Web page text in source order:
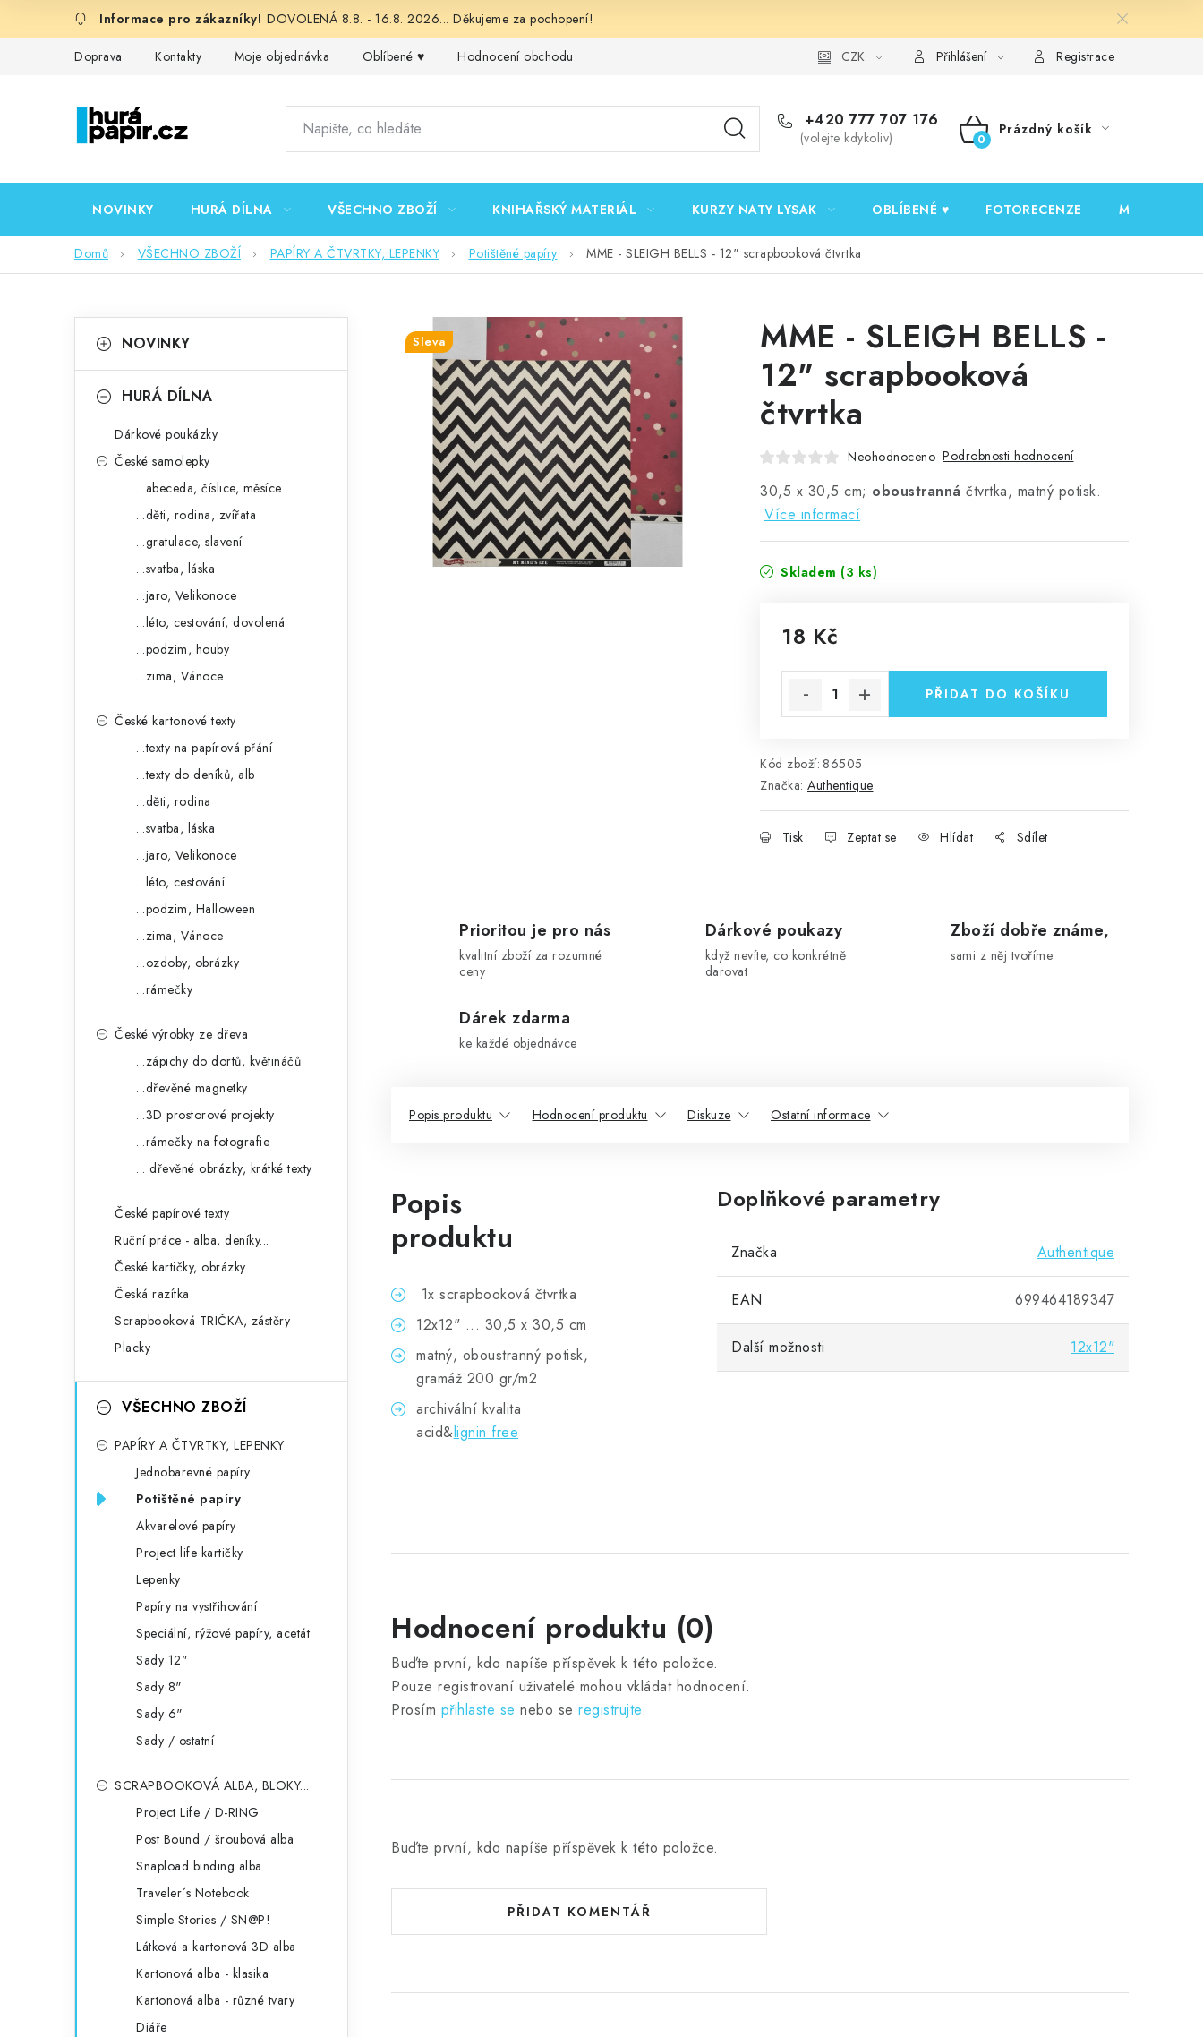
DOVOLENÁ 8.8. - 16.8. 2026... Děkujeme za pochopení!
Doprava Kontakty Moje objednávka Oblíbené ♥️ Hodnocení obchodu Podmínky ochrany osobních údajů Ověřování recenzí
CZK Přihlášení Registrace
+420 777 707 176
(volejte kdykoliv)
NÁKUPNÍ
Prázdný košík
NOVINKY HURÁ DÍLNA VŠECHNO ZBOŽÍ KNIHAŘSKÝ MATERIÁL KURZY NATY LYSAK OBLÍBENÉ ♥️ FOTORECENZE MOJE
Domů VŠECHNO ZBOŽÍ PAPÍRY A ČTVRTKY, LEPENKY Potištěné papíry MME - SLEIGH BELLS - 12" scrapbooková čtvrtka
okategorie
a
NOVINKY
HURÁ DÍLNA
Dárkové poukázky
České samolepky
...abeceda, číslice, měsíce
...děti, rodina, zvířata
...gratulace, slavení
...svatba, láska
...jaro, Velikonoce
...léto, cestování, dovolená
...podzim, houby
...zima, Vánoce
České kartonové texty
...texty na papírová přání
...texty do deníků, alb
...děti, rodina
...svatba, láska
...jaro, Velikonoce
...léto, cestování
...podzim, Halloween
...zima, Vánoce
...ozdoby, obrázky
...rámečky
České výrobky ze dřeva
...zápichy do dortů, květináčů
...dřevěné magnetky
...3D prostorové projekty
...rámečky na fotografie
... dřevěné obrázky, krátké texty
České papírové texty
Ruční práce - alba, deníky...
České kartičky, obrázky
Česká razítka
Scrapbooková TRIČKA, zástěry
Placky
VŠECHNO ZBOŽÍ
PAPÍRY A ČTVRTKY, LEPENKY
Jednobarevné papíry
Potištěné papíry
Akvarelové papíry
Project life kartičky
Lepenky
Papíry na vystřihování
Speciální, rýžové papíry, acetát
Sady 12"
Sady 8"
Sady 6"
Sady / ostatní
SCRAPBOOKOVÁ ALBA, BLOKY...
Project Life / D-RING
Post Bound / šroubová alba
Snapload binding alba
Traveler´s Notebook
Simple Stories / SN@P!
Látková a kartonová 3D alba
Kartonová alba - klasika
Kartonová alba - různé tvary
Diáře
MME - SLEIGH BELLS -
12" scrapbooková
čtvrtka
Neohodnoceno Podrobnosti hodnocení
30,5 x 30,5 cm; oboustranná čtvrtka, matný potisk.
Více informací
Skladem (3 ks)
18 Kč
PŘIDAT DO KOŠÍKU
Kód zboží: 86505
Značka: Authentique
Tisk Zeptat se Hlídat Sdílet
Sleva
Prioritou je pro nás
kvalitní zboží za rozumné
ceny
Dárkové poukazy
když nevíte, co konkrétně
darovat
Zboží dobře známe,
sami z něj tvoříme
Dárek zdarma
ke každé objednávce
Popis produktu Hodnocení produktu Diskuze Ostatní informace
Popis
produktu
1x scrapbooková čtvrtka
12x12" ... 30,5 x 30,5 cm
matný, oboustranný potisk,
gramáž 200 gr/m2
archivální kvalita
acid&lignin free
Doplňkové parametry
Značka Authentique
EAN 699464189347
Další možnosti 12x12"
Hodnocení produktu (0)
Buďte první, kdo napíše příspěvek k této položce.
Pouze registrovaní uživatelé mohou vkládat hodnocení.
Prosím přihlaste se nebo se registrujte.
Buďte první, kdo napíše příspěvek k této položce.
PŘIDAT KOMENTÁŘ